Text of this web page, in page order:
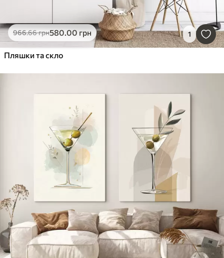
966.66грн580.00 грн 1
Пляшки та скло